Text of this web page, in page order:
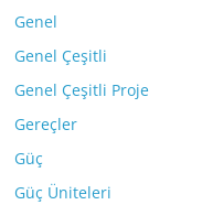
Genel
Genel Çeşitli
Genel Çeşitli Proje
Gereçler
Güç
Güç Üniteleri